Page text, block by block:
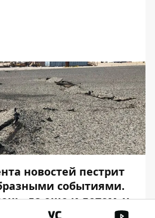
новостей пестрит
событиями.
да еще и летом, у
время и желание